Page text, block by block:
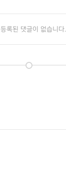
등록된 댓글이 없습니다.